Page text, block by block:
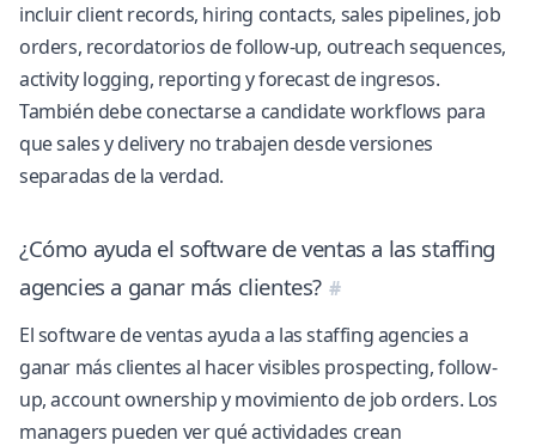
incluir client records, hiring contacts, sales pipelines, job
orders, recordatorios de follow-up, outreach sequences,
activity logging, reporting y forecast de ingresos.
También debe conectarse a candidate workflows para
que sales y delivery no trabajen desde versiones
separadas de la verdad.
¿Cómo ayuda el software de ventas a las staffing
agencies a ganar más clientes?
El software de ventas ayuda a las staffing agencies a
ganar más clientes al hacer visibles prospecting, follow-
up, account ownership y movimiento de job orders. Los
managers pueden ver qué actividades crean